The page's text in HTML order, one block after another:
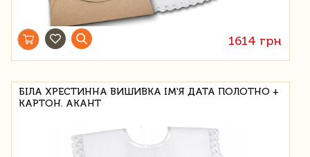
1614 грн
БІЛА ХРЕСТИННА ВИШИВКА ІМ'Я ДАТА ПОЛОТНО +
КАРТОН. АКАНТ